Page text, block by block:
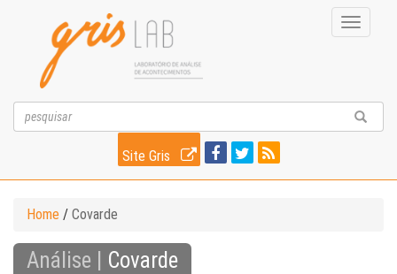
Toggle
Site Gris
Home / Covarde
Análise | Covarde